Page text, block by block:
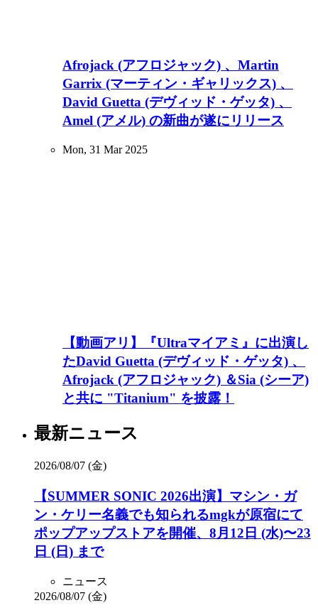
Afrojack (アフロジャック) 、Martin
Garrix (マーティン・ギャリックス) 、
David Guetta (デヴィッド・ゲッタ) 、
Amel (アメル) の新曲が遂にリリース
Mon, 31 Mar 2025
【動画アリ】『Ultraマイアミ』に出演し
たDavid Guetta (デヴィッド・ゲッタ) 、
Afrojack (アフロジャック) ＆Sia (シーア)
と共に "Titanium" を披露！
最新ニュース
2026/08/07 (金)
【SUMMER SONIC 2026出演】マシン・ガ
ン・ケリー名義でも知られるmgkが原宿にて
ポップアップストアを開催、8月12日 (水)〜23
日 (日) まで
ニュース
2026/08/07 (金)